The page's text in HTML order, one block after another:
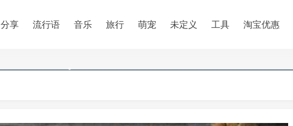
分享 流行语 音乐 旅行 萌宠 未定义 工具 淘宝优惠